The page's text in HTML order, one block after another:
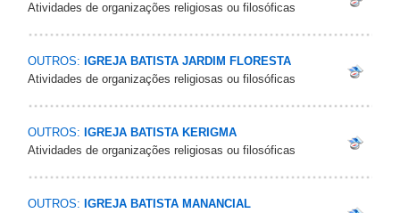
Atividades de organizações religiosas ou filosóficas
OUTROS: IGREJA BATISTA JARDIM FLORESTA
Atividades de organizações religiosas ou filosóficas
OUTROS: IGREJA BATISTA KERIGMA
Atividades de organizações religiosas ou filosóficas
OUTROS: IGREJA BATISTA MANANCIAL